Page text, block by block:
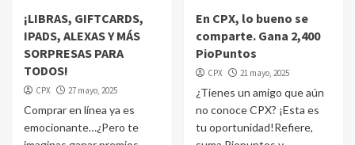
¡LIBRAS, GIFTCARDS,
IPADS, ALEXAS Y MÁS
SORPRESAS PARA
TODOS!
CPX 27 mayo, 2025
Comprar en línea ya es
emocionante…¿Pero te
En CPX, lo bueno se
comparte. Gana 2,400
PioPuntos
CPX 21 mayo, 2025
¿Tienes un amigo que aún
no conoce CPX? ¡Esta es
tu oportunidad!Refiere,